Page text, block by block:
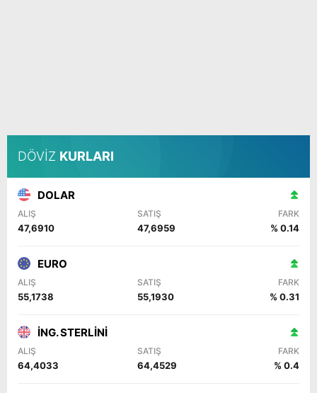
DÖVİZ KURLARI
DOLAR
ALIŞ SATIŞ FARK
47,6910 47,6959 % 0.14
EURO
ALIŞ SATIŞ FARK
55,1738 55,1930 % 0.31
İNG. STERLİNİ
ALIŞ SATIŞ FARK
64,4033 64,4529 % 0.4